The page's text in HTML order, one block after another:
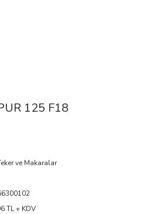
125 F18
ve Makaralar
TL + KDV